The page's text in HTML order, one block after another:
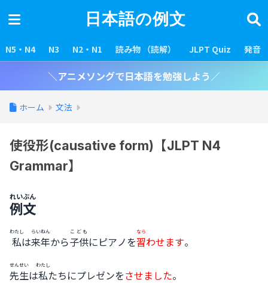
日本語の例文
N5・N4 N3 N2・N1 読み物 （読解） JLPT Quiz 発音
＼アニメソングで日本語を勉強しよう／
ホーム 文法
使役形(causative form)【JLPT N4
Grammar】
例文
れいぶん
私
わたし
は来年
らいねん
から子供
こども
にピアノを習
なら
わせます。
先生
せんせい
は私
わたし
たちにプレゼンをさせました。